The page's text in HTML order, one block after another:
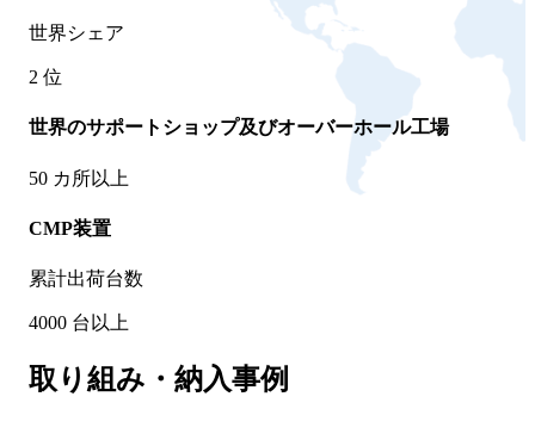
世界シェア
2 位
世界のサポートショップ及びオーバーホール工場
50 カ所以上
CMP装置
累計出荷台数
4000 台以上
取り組み・納入事例